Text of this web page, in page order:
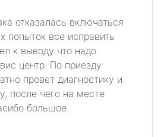
отказалась включаться
попыток все исправить
к выводу что надо
центр. По приезду
провет диагностику и
после чего на месте
большое.